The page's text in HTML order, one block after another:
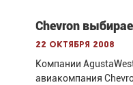
Chevron
22 октября 2008
Компании
авиакомпания